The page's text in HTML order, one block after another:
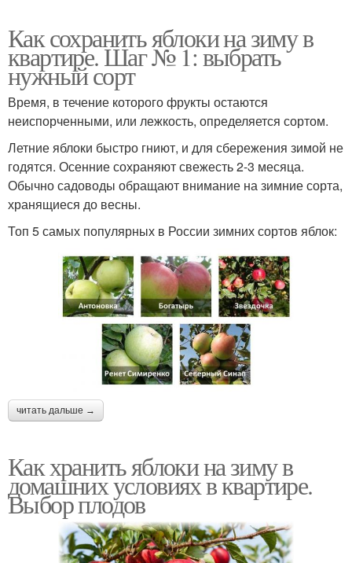
Как сохранить яблоки на зиму в
квартире. Шаг № 1: выбрать
нужный сорт
Время, в течение которого фрукты остаются
неиспорченными, или лежкость, определяется сортом.
Летние яблоки быстро гниют, и для сбережения зимой не
годятся. Осенние сохраняют свежесть 2-3 месяца.
Обычно садоводы обращают внимание на зимние сорта,
хранящиеся до весны.
Топ 5 самых популярных в России зимних сортов яблок:
читать дальше →
Как хранить яблоки на зиму в
домашних условиях в квартире.
Выбор плодов